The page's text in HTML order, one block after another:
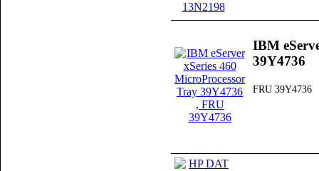
IBM
39Y4736
FRU 39Y4736